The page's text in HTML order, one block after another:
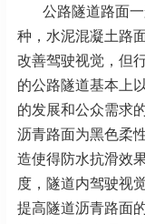
公路隧道路面
种，水泥混凝土路
改善驾驶视觉，但
的公路隧道基本上
的发展和公众需求
沥青路面为黑色柔
造使得防水抗滑效
度，隧道内驾驶视
提高隧道沥青路面